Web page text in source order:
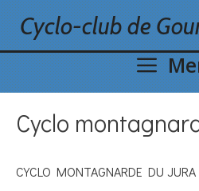
Skip
to
content
Cyclo-club de
Cyclo
CYCLO MONTAGNARDE DU